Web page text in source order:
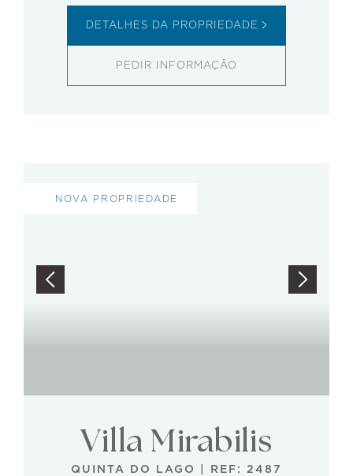
DETALHES DA PROPRIEDADE
PEDIR INFORMAÇÃO
NOVA PROPRIEDADE
Villa Mirabilis
QUINTA DO LAGO REF: 2487